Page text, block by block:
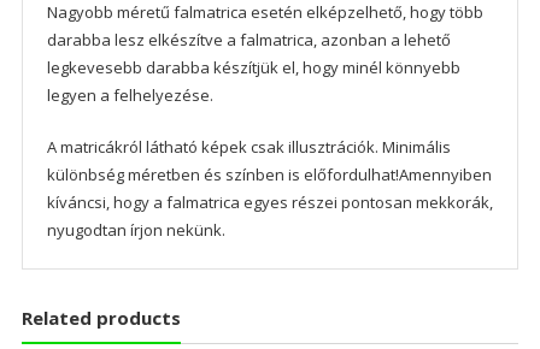
Nagyobb méretű falmatrica esetén elképzelhető, hogy több
darabba lesz elkészítve a falmatrica, azonban a lehető
legkevesebb darabba készítjük el, hogy minél könnyebb
legyen a felhelyezése.
A matricákról látható képek csak illusztrációk. Minimális
különbség méretben és színben is előfordulhat!Amennyiben
kíváncsi, hogy a falmatrica egyes részei pontosan mekkorák,
nyugodtan írjon nekünk.
Related products